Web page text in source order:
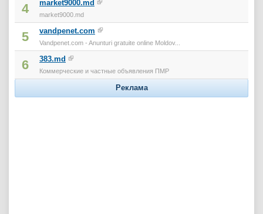
4 market9000.md
market9000.md
5 vandpenet.com
Vandpenet.com - Anunturi gratuite online Moldov...
6 383.md
Коммерческие и частные объявления ПМР
Реклама